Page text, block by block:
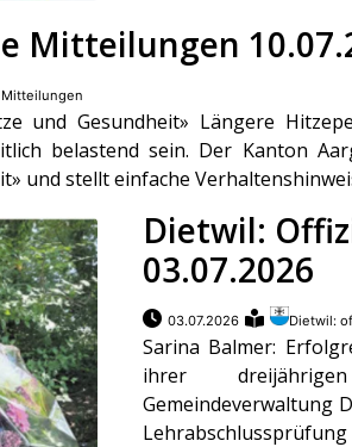
Mitteilungen
und Gesundheit» Längere
belastend sein. Der Kanton
und stellt einfache
Dietwil:
03.07.2026
03.07.2026 Dietwil:
Sarina Balmer:
ihrer
Gemeindeverwaltung